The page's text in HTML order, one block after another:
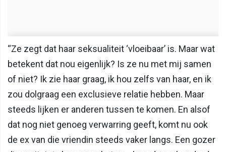
“Ze zegt dat haar seksualiteit ‘vloeibaar’ is. Maar wat
betekent dat nou eigenlijk? Is ze nu met mij samen
of niet? Ik zie haar graag, ik hou zelfs van haar, en ik
zou dolgraag een exclusieve relatie hebben. Maar
steeds lijken er anderen tussen te komen. En alsof
dat nog niet genoeg verwarring geeft, komt nu ook
de ex van die vriendin steeds vaker langs. Een gozer